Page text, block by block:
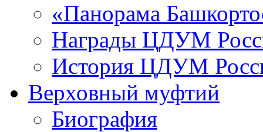
«Панорама
Награды ЦДУМ
История ЦДУМ
Верховный муфтий
Биография